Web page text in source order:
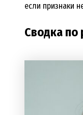
если признаки
Сводка по